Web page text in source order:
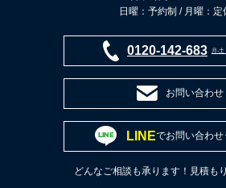
日曜：予約制 / 月曜：定
0120-142-683 月-
お問い合わせ
LINEでお問い合わせ
どんなご相談も承ります！見積も